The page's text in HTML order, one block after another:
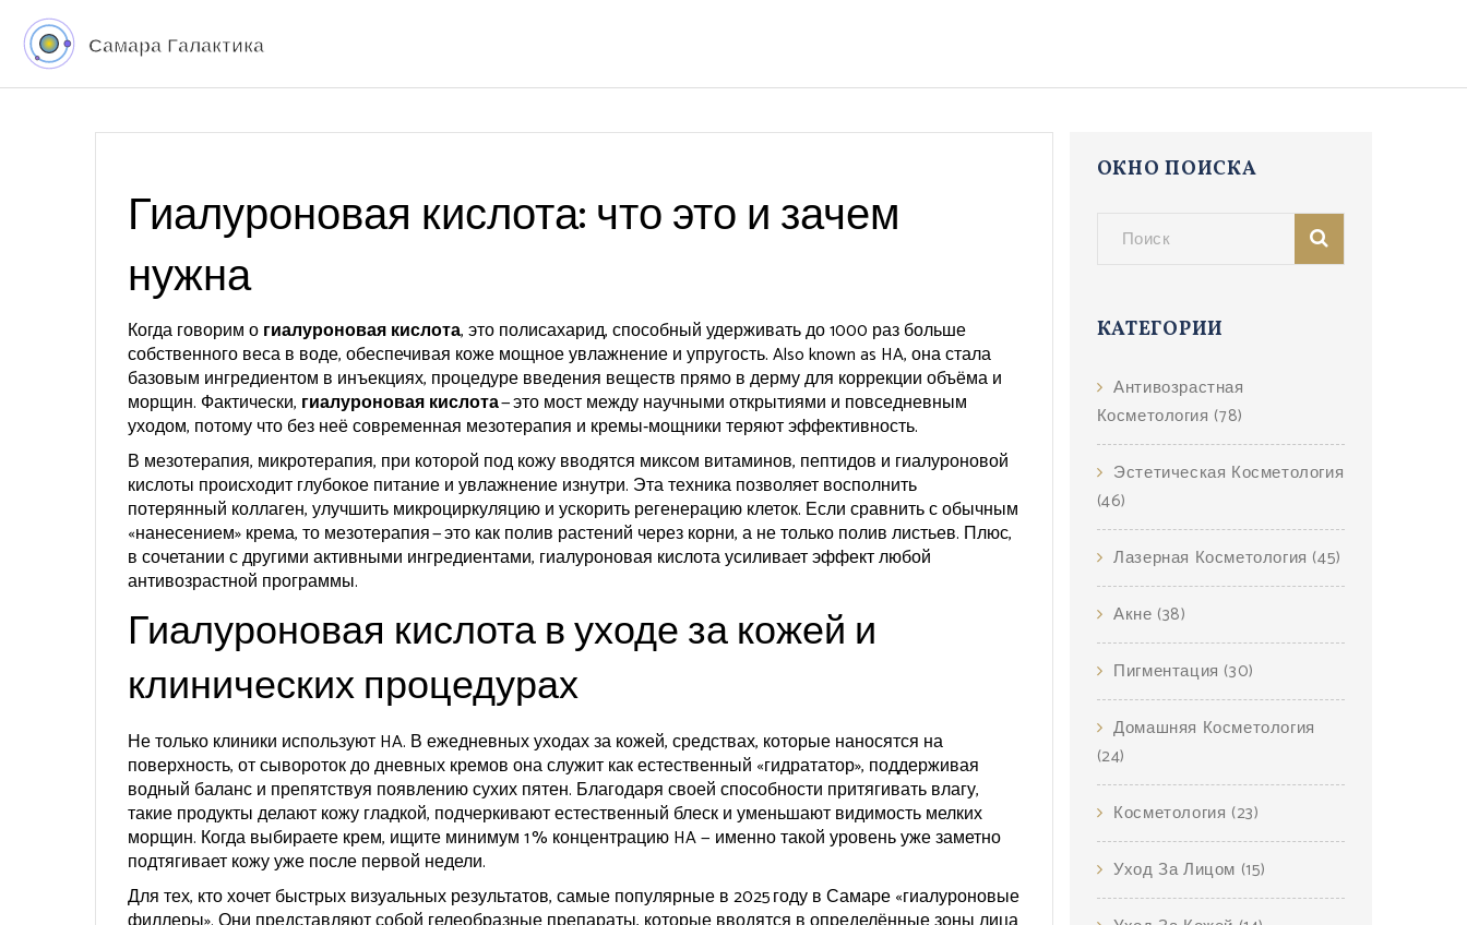
Гиалуроновая кислота: что это и зачем
нужна
Когда говорим огиалуроновая кислота,это полисахарид, способный удерживать до 1000 раз больше
собственного веса в воде, обеспечивая коже мощное увлажнение и упругость. Also known as HA, она стала
базовым ингредиентом в инъекциях, процедуре введения веществ прямо в дерму для коррекции объёма и
морщин. Фактически, гиалуроновая кислота— это мост между научными открытиями и повседневным
уходом, потому что без неё современная мезотерапия и кремы‑мощники теряют эффективность.
В мезотерапия, микротерапия, при которой под кожу вводятся миксом витаминов, пептидов и гиалуроновой
кислоты происходит глубокое питание и увлажнение изнутри. Эта техника позволяет восполнить
потерянный коллаген, улучшить микроциркуляцию и ускорить регенерацию клеток. Если сравнить с обычным
«нанесением» крема, то мезотерапия — это как полив растений через корни, а не только полив листьев. Плюс,
в сочетании с другими активными ингредиентами, гиалуроновая кислота усиливает эффект любой
антивозрастной программы.
Гиалуроновая кислота в уходе за кожей и
клинических процедурах
Не только клиники используют HA. В ежедневныхуходах за кожей,средствах, которые наносятся на
поверхность, от сывороток до дневных кремовона служит как естественный «гидрататор», поддерживая
водный баланс и препятствуя появлению сухих пятен. Благодаря своей способности притягивать влагу,
такие продукты делают кожу гладкой, подчеркивают естественный блеск и уменьшают видимость мелких
морщин. Когда выбираете крем, ищите минимум 1 % концентрацию HA — именно такой уровень уже заметно
подтягивает кожу уже после первой недели.
Для тех, кто хочет быстрых визуальных результатов, самые популярные в 2025 году в Самаре «гиалуроновые
ОКНО ПОИСКА
КАТЕГОРИИ
Антивозрастная
Косметология (78)
Эстетическая Косметология
(46)
Лазерная Косметология (45)
Акне (38)
Пигментация (30)
Домашняя Косметология
(24)
Косметология (23)
Уход За Лицом (15)